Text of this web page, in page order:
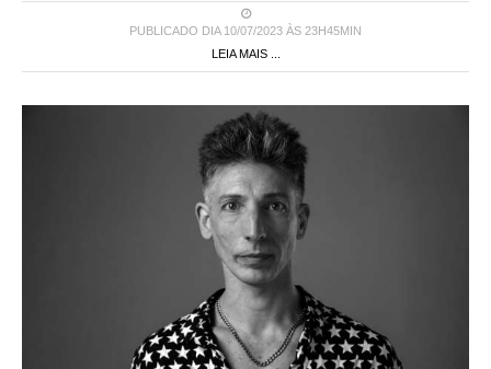
PUBLICADO DIA 10/07/2023 ÀS 23H45MIN
LEIA MAIS ...